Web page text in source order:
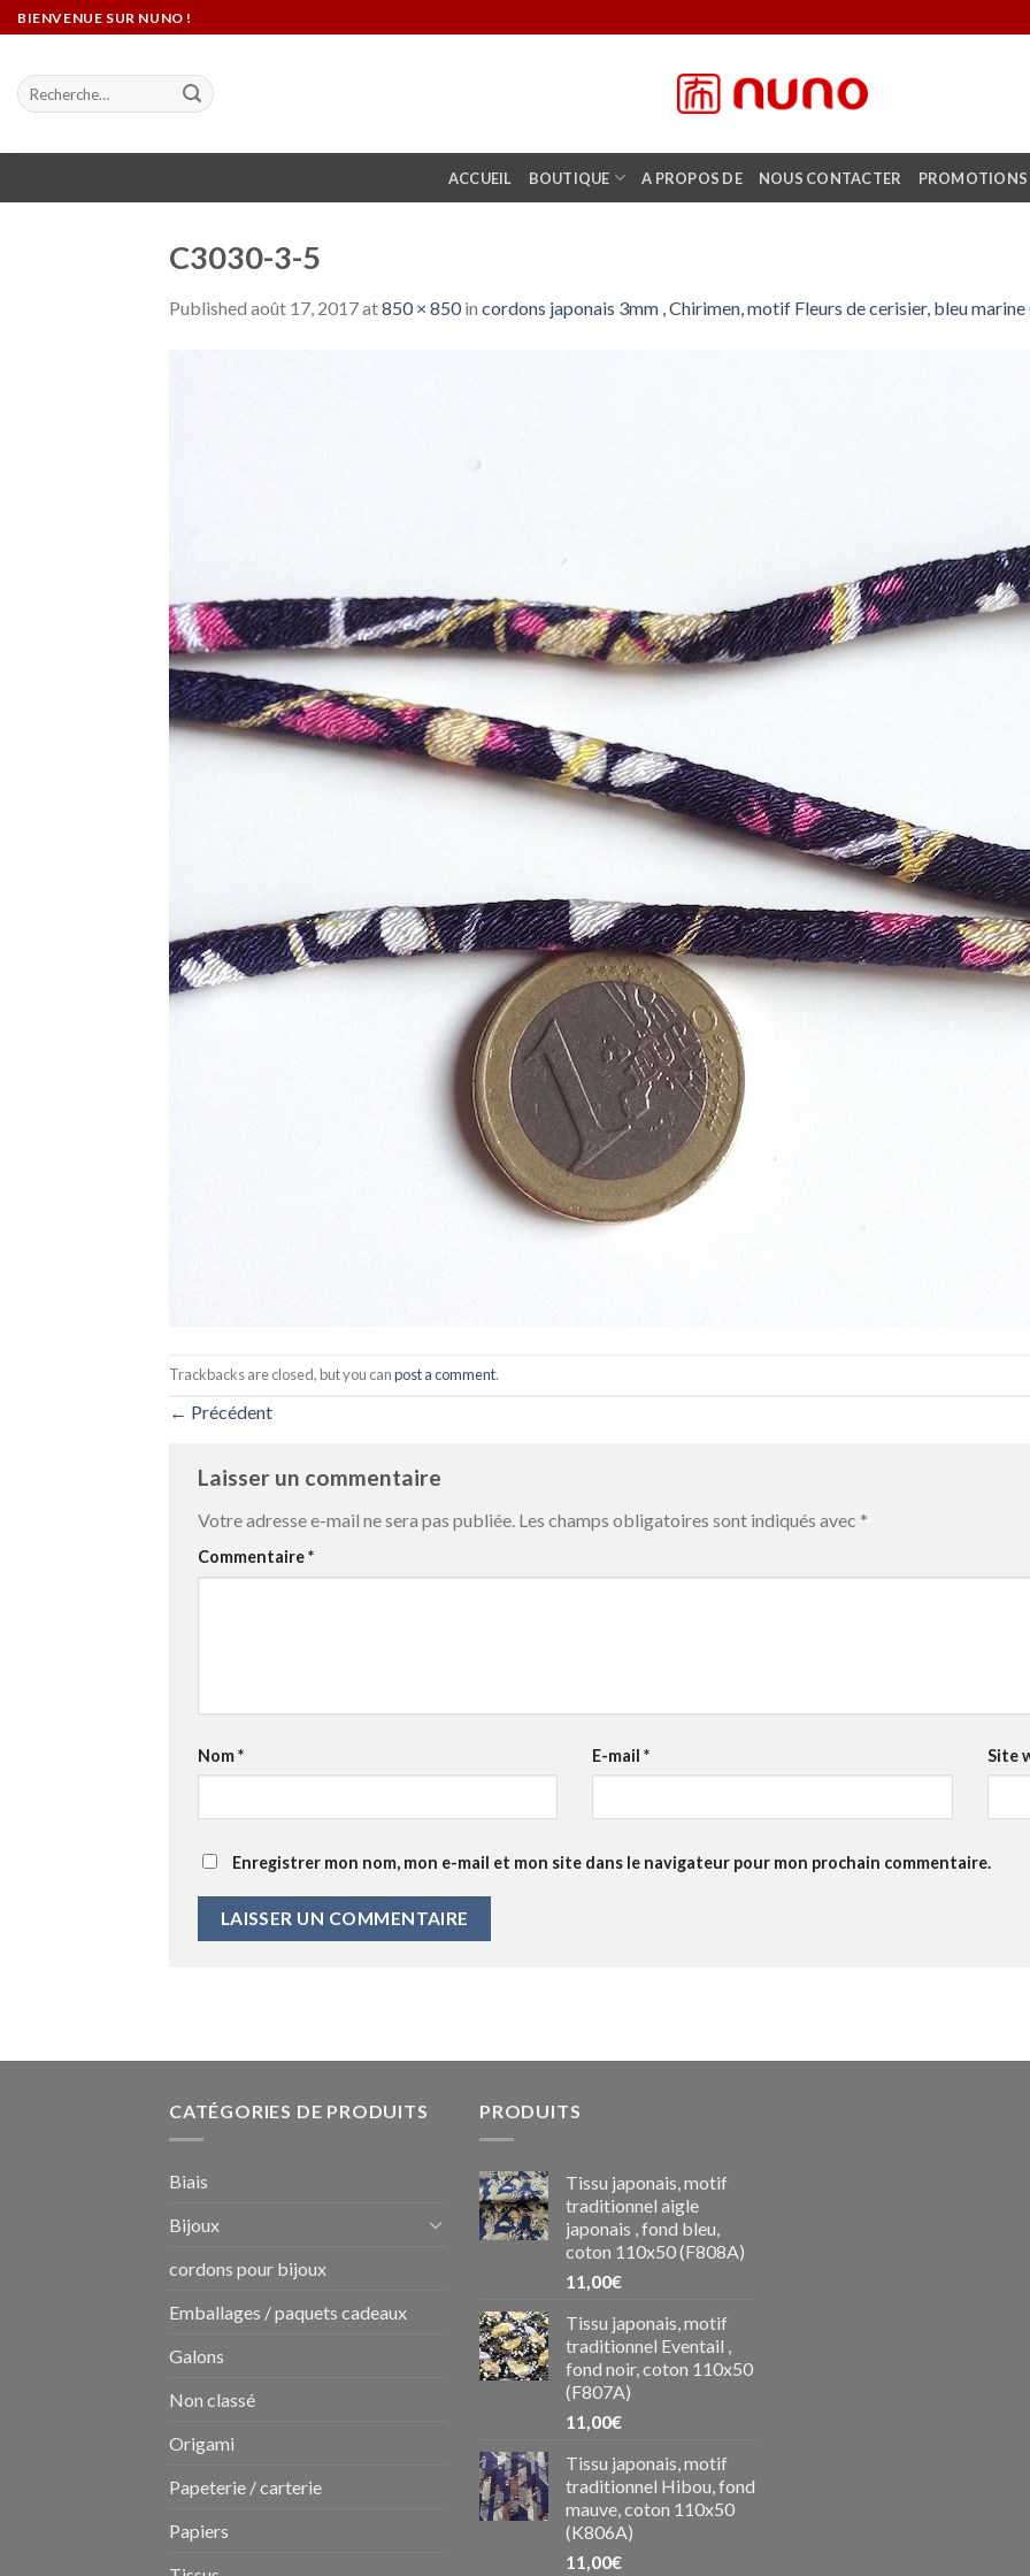
Skip
to
content
BIENVENUE SUR NUNO !
Recherche
pour :
ACCUEIL BOUTIQUE A PROPOS DE NOUS CONTACTER PROMOTIONS
C3030-3-5
Published août 17, 2017at850 × 850in cordons japonais 3mm , Chirimen, motif Fleurs de cerisier, bleu
Trackbacks are closed, but you canpost a comment.
← Précédent
Laisser un commentaire
Votre adresse e-mail ne sera pas publiée. Les champs obligatoires sont indiqués avec *
Commentaire*
Nom* E-mail* Site
Enregistrer mon nom, mon e-mail et mon site dans le navigateur pour mon prochain commentaire.
CATÉGORIES DE PRODUITS
Biais
Bijoux
cordons pour bijoux
Emballages / paquets cadeaux
Galons
Non classé
Origami
Papeterie / carterie
Papiers
PRODUITS
Tissu japonais, motif
traditionnel aigle
japonais , fond bleu,
coton 110x50 (F808A)
11,00€
Tissu japonais, motif
traditionnel Eventail ,
fond noir, coton 110x50
(F807A)
11,00€
Tissu japonais, motif
traditionnel Hibou, fond
mauve, coton 110x50
(K806A)
11,00€